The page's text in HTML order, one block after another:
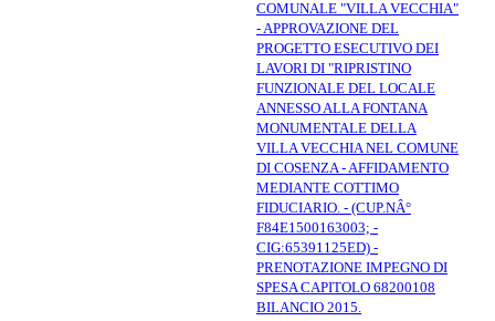
COMUNALE "VILLA VECCHIA"
- APPROVAZIONE DEL
PROGETTO ESECUTIVO DEI
LAVORI DI "RIPRISTINO
FUNZIONALE DEL LOCALE
ANNESSO ALLA FONTANA
MONUMENTALE DELLA
VILLA VECCHIA NEL COMUNE
DI COSENZA - AFFIDAMENTO
MEDIANTE COTTIMO
FIDUCIARIO. - (CUP.NÂ°
F84E1500163003; -
CIG:65391125ED) -
PRENOTAZIONE IMPEGNO DI
SPESA CAPITOLO 68200108
BILANCIO 2015.